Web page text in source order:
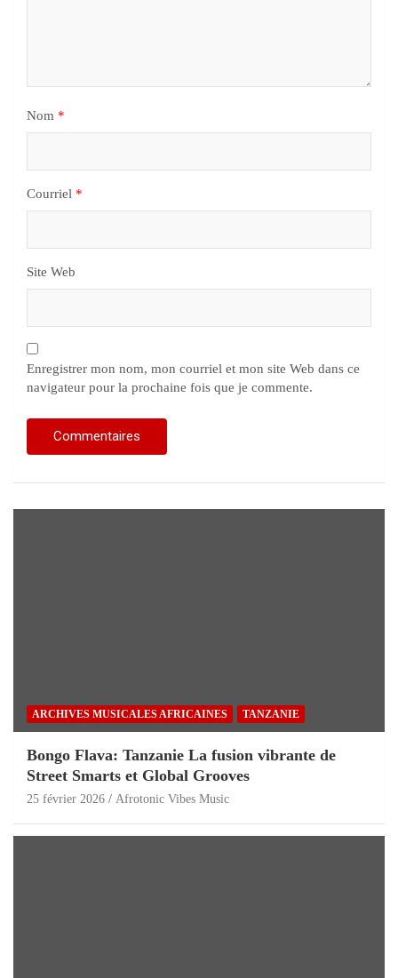
Nom *
Courriel *
Site Web
Enregistrer mon nom, mon courriel et mon site Web dans ce
navigateur pour la prochaine fois que je commente.
ARCHIVES MUSICALES AFRICAINES TANZANIE
Bongo Flava: Tanzanie La fusion vibrante de
Street Smarts et Global Grooves
25 février 2026 Afrotonic Vibes Music